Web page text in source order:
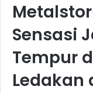
Sensasi
Tempur
Ledakan